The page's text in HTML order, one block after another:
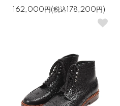
162,000円(税込178,200円)